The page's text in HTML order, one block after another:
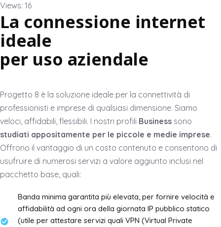
Views: 16
La connessione internet
ideale
per uso aziendale
Progetto 8 è la soluzione ideale per la connettività di
professionisti e imprese di qualsiasi dimensione. Siamo
veloci, affidabili, flessibili. I nostri profili Business sono
studiati appositamente per le piccole e medie imprese.
Offrono il vantaggio di un costo contenuto e consentono di
usufruire di numerosi servizi a valore aggiunto inclusi nel
pacchetto base, quali:
Banda minima garantita più elevata, per fornire velocità e
affidabilità ad ogni ora della giornata IP pubblico statico
(utile per attestare servizi quali VPN (Virtual Private